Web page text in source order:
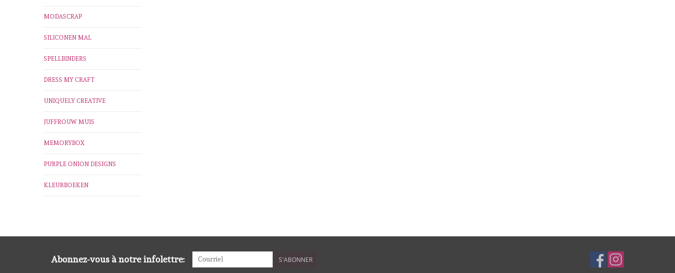
MODASCRAP
SILICONEN MAL
SPELLBINDERS
DRESS MY CRAFT
UNIQUELY CREATIVE
JUFFROUW MUIS
MEMORYBOX
PURPLE ONION DESIGNS
KLEURBOEKEN
Abonnez-vous à notre infolettre: S'ABONNER